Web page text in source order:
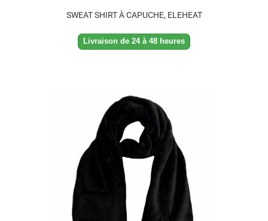
SWEAT SHIRT À CAPUCHE, ELEHEAT
Livraison de 24 à 48 heures